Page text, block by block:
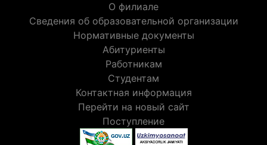
О филиале
Сведения об образовательной организации
Нормативные документы
Абитуриенты
Работникам
Студентам
Контактная информация
Перейти на новый сайт
Поступление